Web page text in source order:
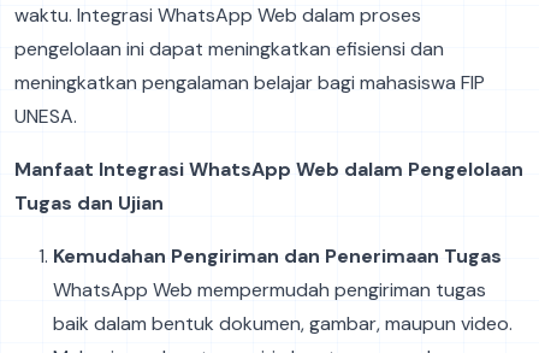
waktu. Integrasi WhatsApp Web dalam proses
pengelolaan ini dapat meningkatkan efisiensi dan
meningkatkan pengalaman belajar bagi mahasiswa FIP
UNESA.
Manfaat Integrasi WhatsApp Web dalam Pengelolaan
Tugas dan Ujian
Kemudahan Pengiriman dan Penerimaan Tugas
WhatsApp Web mempermudah pengiriman tugas
baik dalam bentuk dokumen, gambar, maupun video.